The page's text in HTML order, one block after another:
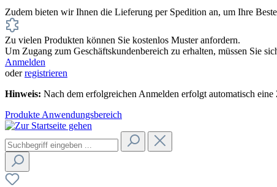
Zudem bieten wir Ihnen die Lieferung per Spedition an, um Ihre
Zu vielen Produkten können Sie kostenlos Muster anfordern.
Um Zugang zum Geschäftskundenbereich zu erhalten, müssen Sie
Anmelden
oderregistrieren
Hinweis: Nach dem erfolgreichen Anmelden erfolgt automatisch
Produkte Anwendungsbereich